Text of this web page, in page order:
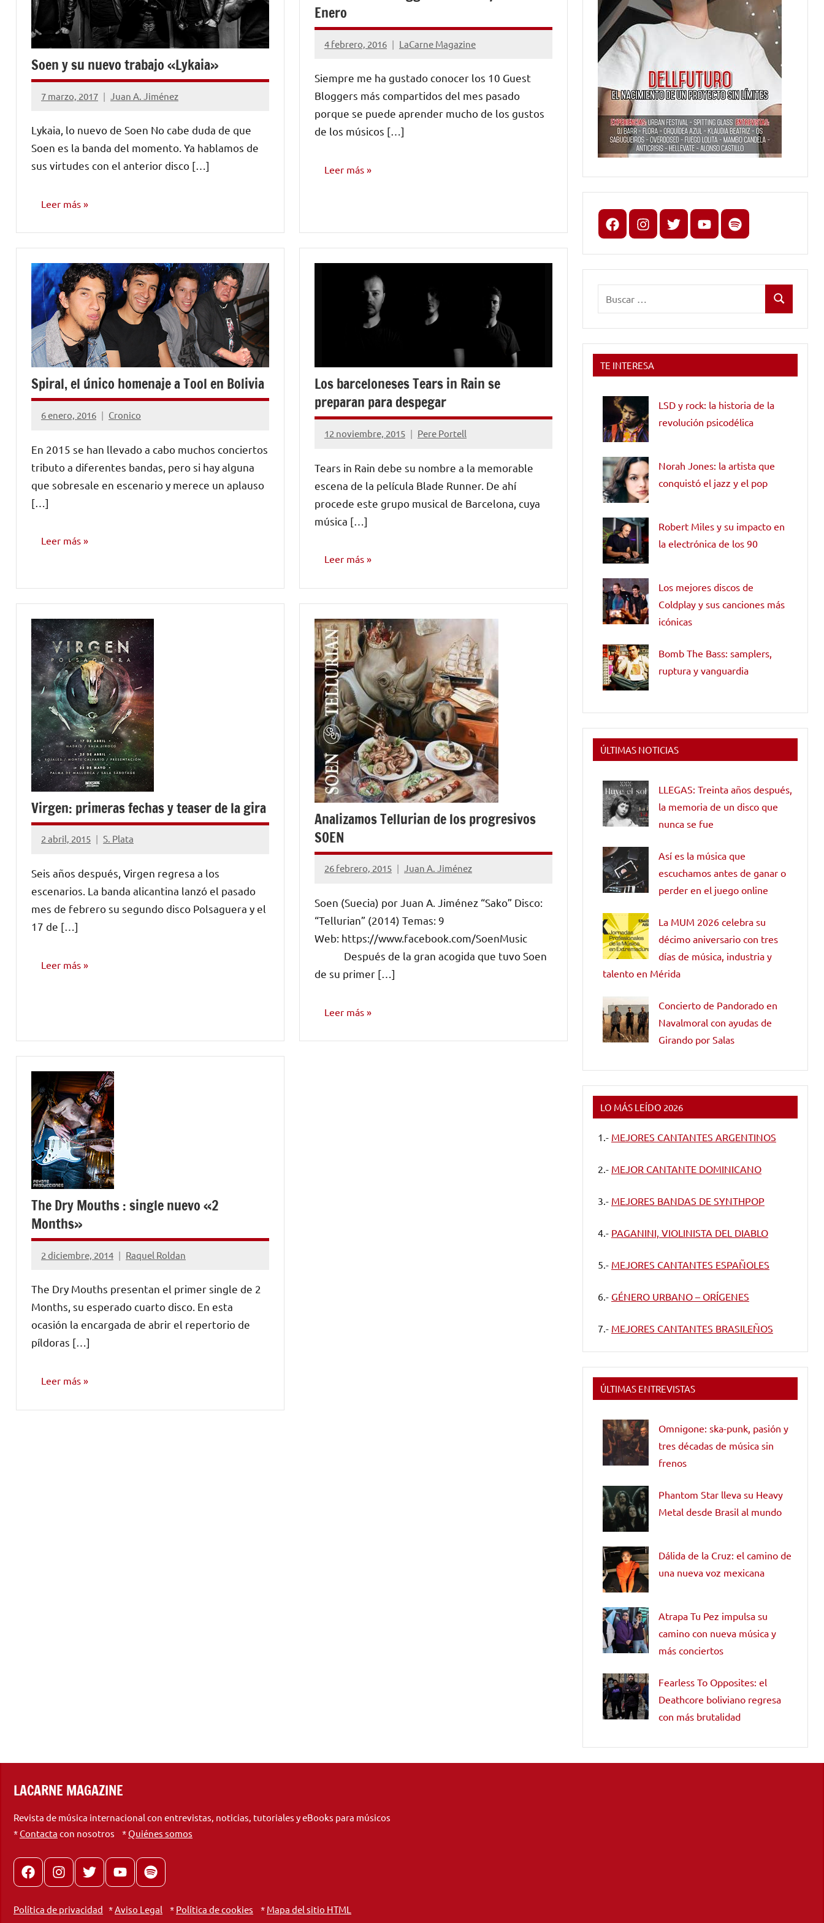
Soen y su nuevo trabajo «Lykaia»
7 marzo, 2017 Juan A. Jiménez
No
comentarios
Lykaia, lo nuevo de Soen No cabe duda de que
Soen es la banda del momento. Ya hablamos de
sus virtudes con el anterior disco […]
Leer más
Enero
4 febrero, 2016 LaCarne Magazine
1
Siempre me ha gustado conocer los 10 Guest
Bloggers más compartidos del mes pasado
porque se puede aprender mucho de los gustos
de los músicos […]
Leer más
Spiral, el único homenaje a Tool en Bolivia
6 enero, 2016 Cronico
No
comentarios
En 2015 se han llevado a cabo muchos conciertos
tributo a diferentes bandas, pero si hay alguna
que sobresale en escenario y merece un aplauso
[…]
Leer más
Los barceloneses Tears in Rain se
preparan para despegar
12 noviembre, 2015 Pere Portell
No
comentarios
Tears in Rain debe su nombre a la memorable
escena de la película Blade Runner. De ahí
procede este grupo musical de Barcelona, cuya
música […]
Leer más
Virgen: primeras fechas y teaser de la gira
2 abril, 2015 S. Plata
No
comentarios
Seis años después, Virgen regresa a los
escenarios. La banda alicantina lanzó el pasado
mes de febrero su segundo disco Polsaguera y el
17 de […]
Leer más
Analizamos Tellurian de los progresivos
SOEN
26 febrero, 2015 Juan A. Jiménez
No
comentarios
Soen (Suecia) por Juan A. Jiménez “Sako” Disco:
“Tellurian” (2014) Temas: 9
Web: https://www.facebook.com/SoenMusic
Después de la gran acogida que tuvo Soen
de su primer […]
Leer más
The Dry Mouths : single nuevo «2
Months»
2 diciembre, 2014 Raquel Roldan
No
comentarios
The Dry Mouths presentan el primer single de 2
Months, su esperado cuarto disco. En esta
ocasión la encargada de abrir el repertorio de
píldoras […]
Leer más
FacebookInstagram
X youtubespotify
Buscar
TE INTERESA
LSD y rock: la historia de la
revolución psicodélica
Norah Jones: la artista que
conquistó el jazz y el pop
Robert Miles y su impacto en
la electrónica de los 90
Los mejores discos de
Coldplay y sus canciones más
icónicas
Bomb The Bass: samplers,
ruptura y vanguardia
ÚLTIMAS NOTICIAS
LLEGAS: Treinta años después,
la memoria de un disco que
nunca se fue
Así es la música que
escuchamos antes de ganar o
perder en el juego online
La MUM 2026 celebra su
décimo aniversario con tres
días de música, industria y
talento en Mérida
Concierto de Pandorado en
Navalmoral con ayudas de
Girando por Salas
LO MÁS LEÍDO 2026
1.- MEJORES CANTANTES ARGENTINOS
2.- MEJOR CANTANTE DOMINICANO
3.- MEJORES BANDAS DE SYNTHPOP
4.- PAGANINI, VIOLINISTA DEL DIABLO
5.- MEJORES CANTANTES ESPAÑOLES
6.- GÉNERO URBANO – ORÍGENES
7.- MEJORES CANTANTES BRASILEÑOS
ÚLTIMAS ENTREVISTAS
Omnigone: ska-punk, pasión y
tres décadas de música sin
frenos
Phantom Star lleva su Heavy
Metal desde Brasil al mundo
Dálida de la Cruz: el camino de
una nueva voz mexicana
Atrapa Tu Pez impulsa su
camino con nueva música y
más conciertos
Fearless To Opposites: el
Deathcore boliviano regresa
con más brutalidad
LACARNE MAGAZINE
Revista de música internacional con entrevistas, noticias, tutoriales y eBooks para músicos
*Contacta con nosotros *Quiénes somos
FacebookInstagram
X youtubespotify
Política de privacidad *Aviso Legal * Política de cookies * Mapa del sitio HTML